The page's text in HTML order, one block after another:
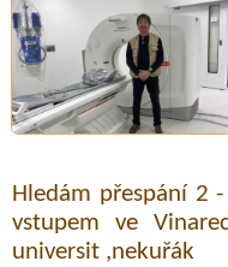
Hledám přespání 2
vstupem ve
universit ,nekuřák